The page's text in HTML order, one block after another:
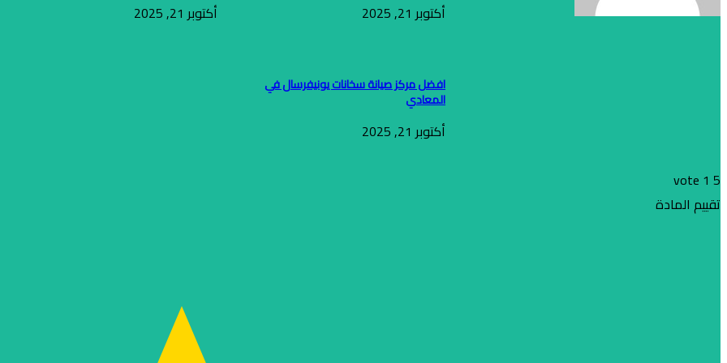
أكتوبر 21, 2025 أكتوبر 21, 2025
افضل مركز صيانة سخانات يونيفرسال في
المعادي
أكتوبر 21, 2025
5
1
vote
تقييم المادة